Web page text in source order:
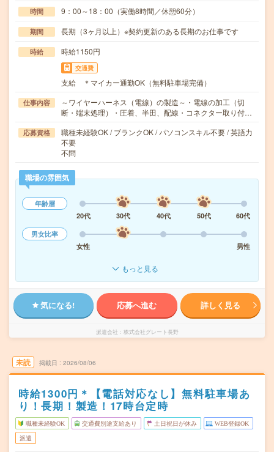
時間 9：00～18：00（実働8時間／休憩60分）
期間 長期（3ヶ月以上）※契約更新のある長期のお仕事です
時給 時給1150円
交通費
支給 ＊マイカー通勤OK（無料駐車場完備）
仕事内容
～ワイヤーハーネス（電線）の製造～・電線の加工（切
断・端末処理）・圧着、半田、配線・コネクター取り付…
応募資格
職種未経験OK / ブランクOK / パソコンスキル不要 / 英語力
不要
不問
職場の雰囲気
年齢層
20代
30代 40代 50代
60代
男女比率
女性
男性
もっと見る
気になる! 応募へ進む 詳しく見る
派遣会社 株式会社グレート長野
未読 掲載日 2026/08/06
時給1300円＊【電話対応なし】無料駐車場あ
り！長期！製造！17時台定時
職種未経験OK 交通費別途支給あり 土日祝日が休み WEB登録OK
派遣